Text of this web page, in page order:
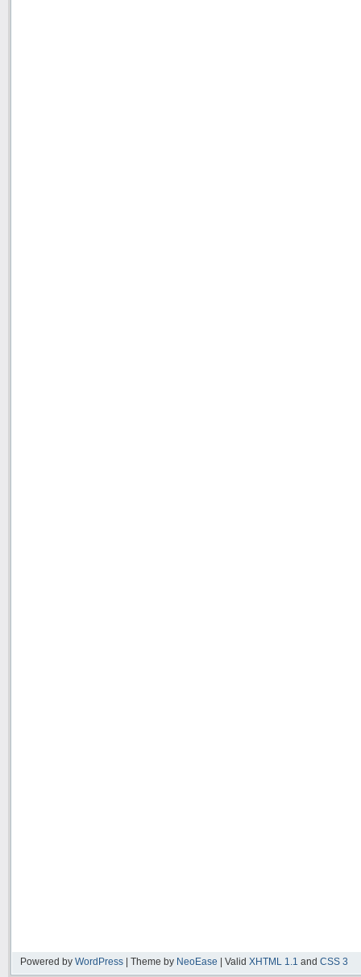
Powered by WordPress | Theme by NeoEase | Valid XHTML 1.1 and CSS 3